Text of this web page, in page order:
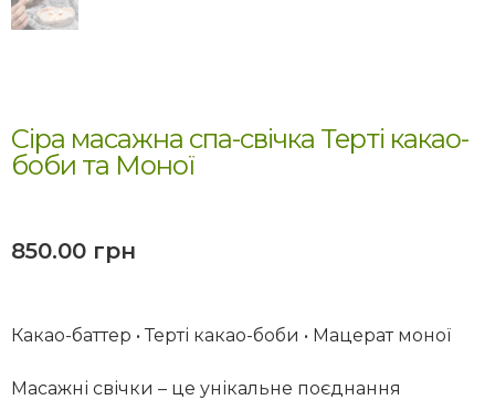
Сіра масажна спа-свічка Терті какао-
боби та Моної
850.00 грн
Какао-баттер • Терті какао-боби • Мацерат моної
Масажні свічки – це унікальне поєднання